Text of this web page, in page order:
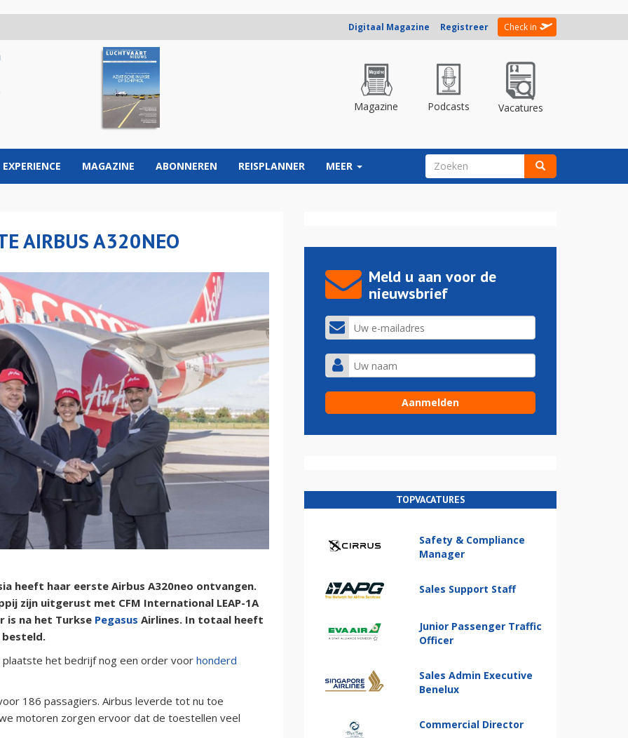
Digitaal Magazine Registreer Check in
Magazine Podcasts Vacatures
MAGAZINE ABONNEREN REISPLANNER MEER ZOEKVELD
AIRBUS A320NEO
heeft haar eerste Airbus A320neo ontvangen.
zijn uitgerust met CFM International LEAP-1A
is na het Turkse Pegasus Airlines. In totaal heeft
besteld.
plaatste het bedrijf nog een order voor honderd
186 passagiers. Airbus leverde tot nu toe
motoren zorgen ervoor dat de toestellen veel
Meld u aan voor de
nieuwsbrief
TOPVACATURES
Safety & Compliance
Manager
Sales Support Staff
Junior Passenger Traffic
Officer
Sales Admin Executive
Benelux
Commercial Director